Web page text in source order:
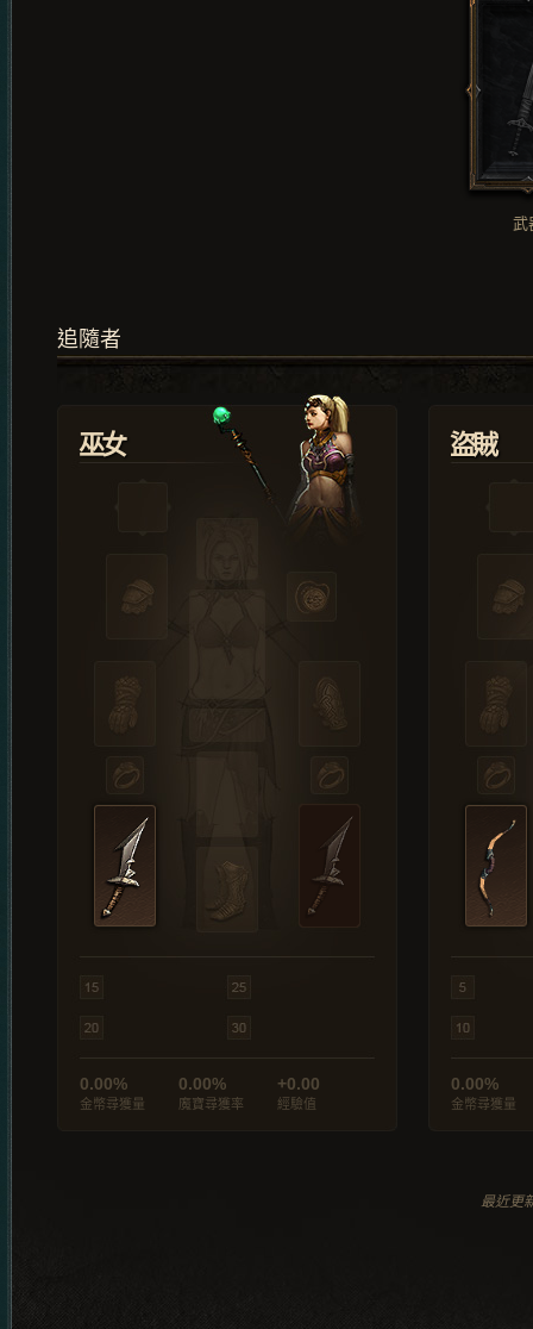
武
追隨者
巫女
0.00%
金幣尋獲量
0.00%
魔寶尋獲率
+0.00
經驗值
盜賊
0.00%
金幣尋獲量
最近更